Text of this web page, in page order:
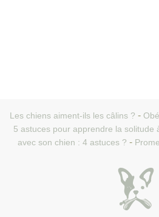
Les chiens aiment-ils les câlins ?
5 astuces pour apprendre la solitude
avec son chien : 4 astuces ?